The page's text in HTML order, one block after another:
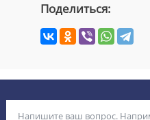
Поделиться: